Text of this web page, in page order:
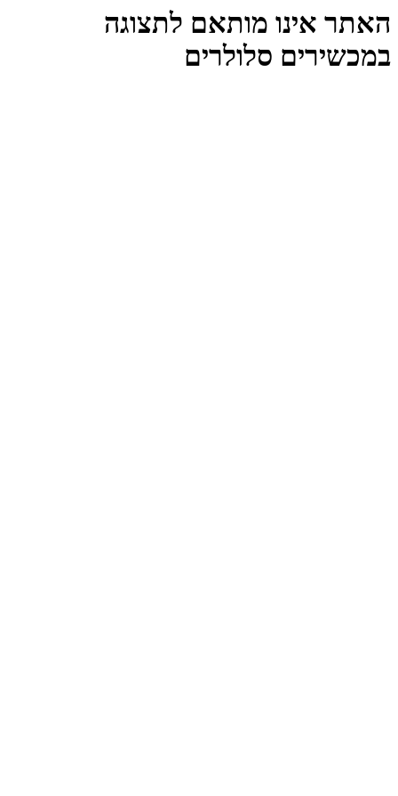
האתר אינו מותאם לתצוגה
במכשירים סלולרים